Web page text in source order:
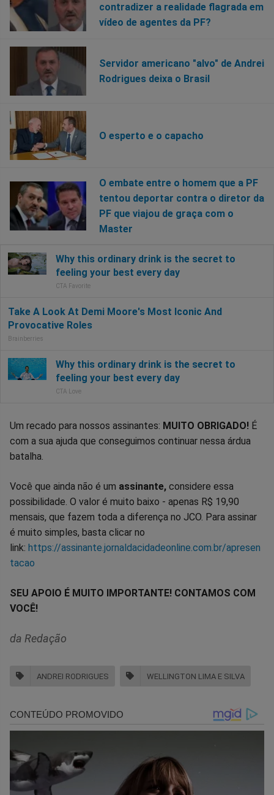
contradizer a realidade flagrada em
vídeo de agentes da PF?
Servidor americano "alvo" de Andrei
Rodrigues deixa o Brasil
O esperto e o capacho
O embate entre o homem que a PF
tentou deportar contra o diretor da
PF que viajou de graça com o
Master
Um recado para nossos assinantes: MUITO OBRIGADO! É
com a sua ajuda que conseguimos continuar nessa árdua
batalha.
Você que ainda não é um assinante, considere essa
possibilidade. O valor é muito baixo - apenas R$ 19,90
mensais, que fazem toda a diferença no JCO. Para assinar
é muito simples, basta clicar no
link: https://assinante.jornaldacidadeonline.com.br/apresen
tacao
SEU APOIO É MUITO IMPORTANTE! CONTAMOS COM
VOCÊ!
da Redação
ANDREI RODRIGUES WELLINGTON LIMA E SILVA